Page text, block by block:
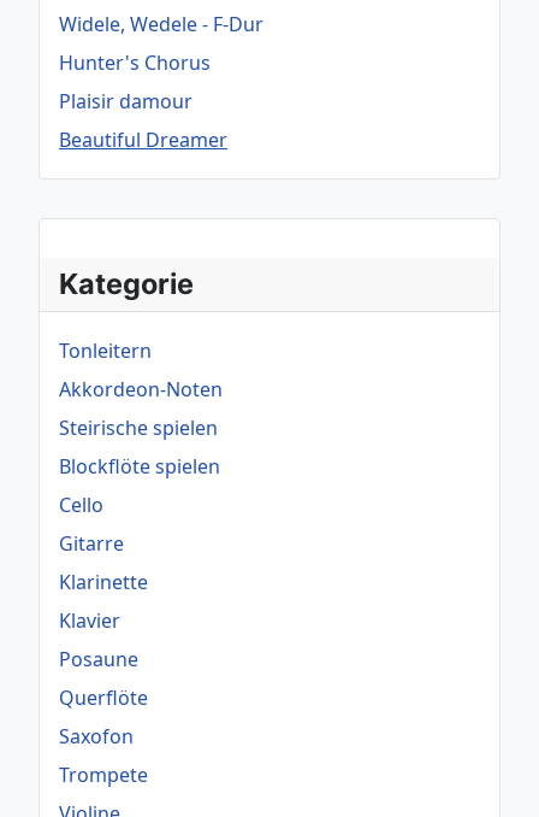
Kategorie
Tonleitern
Akkordeon-Noten
Steirische spielen
Blockflöte spielen
Cello
Gitarre
Klarinette
Klavier
Posaune
Querflöte
Saxofon
Trompete
Widele, Wedele - F-Dur
Hunter's Chorus
Plaisir damour
Beautiful Dreamer